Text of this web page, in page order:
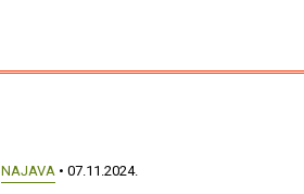
NAJAVA • 07.11.2024.